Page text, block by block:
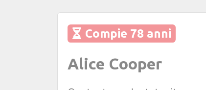
Compie 78 anni
Alice Cooper